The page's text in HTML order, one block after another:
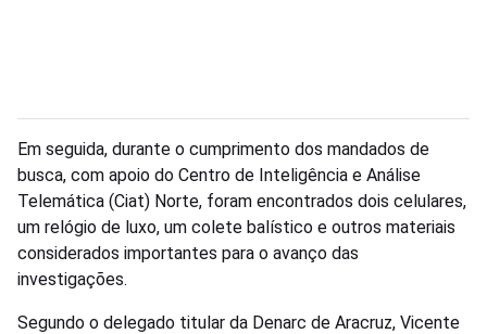
Em seguida, durante o cumprimento dos mandados de
busca, com apoio do Centro de Inteligência e Análise
Telemática (Ciat) Norte, foram encontrados dois celulares,
um relógio de luxo, um colete balístico e outros materiais
considerados importantes para o avanço das
investigações.
Segundo o delegado titular da Denarc de Aracruz, Vicente